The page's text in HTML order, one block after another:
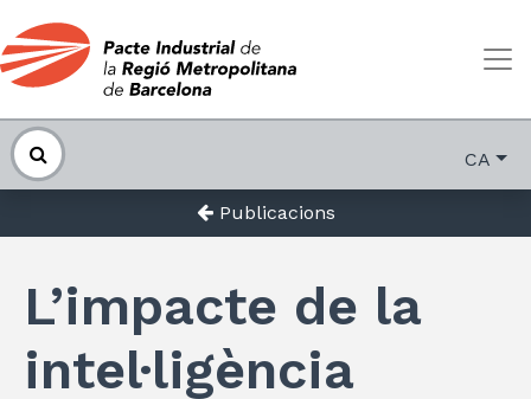
CA
Publicacions
L’impacte de la
intel·ligència